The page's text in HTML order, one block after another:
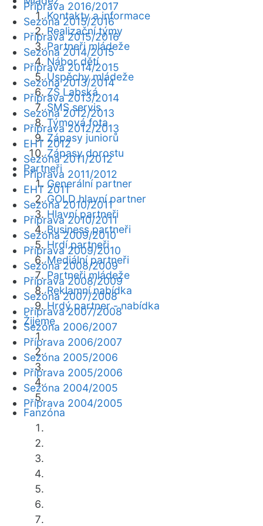
Kontakty a informace
Realizační týmy
Partneři mládeže
Nábor dětí
Úspěchy mládeže
ZŠ Labská
SMS servis
Týmová fota
Zápasy juniorů
Zápasy dorostu
Partneři
Generální partner
GOLD hlavní partner
Hlavní partneři
Business partneři
Hrdí partneři
Mediální partneři
Partneři mládeže
Reklamní nabídka
Hrdý partner - nabídka
Žijeme
Fanzóna
Příprava 2016/2017
Sezóna 2015/2016
Příprava 2015/2016
Sezóna 2014/2015
Příprava 2014/2015
Sezóna 2013/2014
Příprava 2013/2014
Sezóna 2012/2013
Příprava 2012/2013
EHT 2012
Sezóna 2011/2012
Příprava 2011/2012
EHT 2011
Sezóna 2010/2011
Příprava 2010/2011
Sezóna 2009/2010
Příprava 2009/2010
Sezóna 2008/2009
Příprava 2008/2009
Sezóna 2007/2008
Příprava 2007/2008
Sezóna 2006/2007
Příprava 2006/2007
Sezóna 2005/2006
Příprava 2005/2006
Sezóna 2004/2005
Příprava 2004/2005